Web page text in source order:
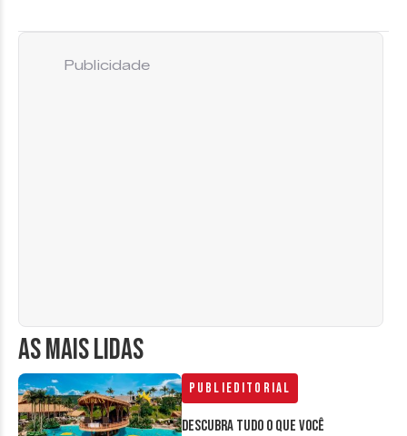
AS MAIS LIDAS
Publieditorial
Descubra tudo o que você
Publicidade